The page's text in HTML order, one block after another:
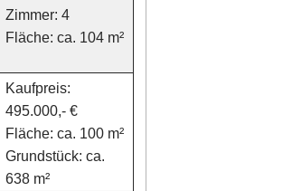
Zimmer: 4
Fläche: ca. 104 m²
Kaufpreis:
495.000,- €
Fläche: ca. 100 m²
Grundstück: ca.
638 m²